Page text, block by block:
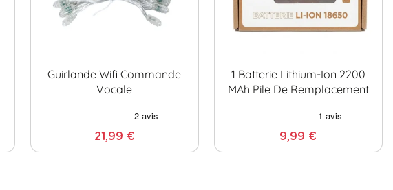
Guirlande Wifi Commande
Vocale
21,99 €
1 Batterie Lithium-Ion 2200
MAh Pile De Remplacement
9,99 €